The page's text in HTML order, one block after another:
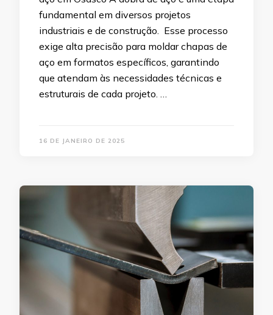
fundamental em diversos projetos
industriais e de construção. Esse processo
exige alta precisão para moldar chapas de
aço em formatos específicos, garantindo
que atendam às necessidades técnicas e
estruturais de cada projeto. …
16 DE JANEIRO DE 2025